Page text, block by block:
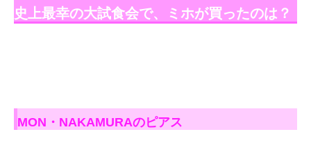
史上最幸の大試食会で、ミホが買ったのは？
MON・NAKAMURAのピアス